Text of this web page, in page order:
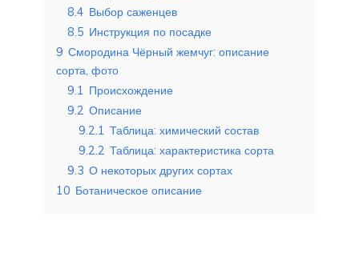
8.4 Выбор саженцев
8.5 Инструкция по посадке
9 Смородина Чёрный жемчуг: описание
сорта, фото
9.1 Происхождение
9.2 Описание
9.2.1 Таблица: химический состав
9.2.2 Таблица: характеристика сорта
9.3 О некоторых других сортах
10 Ботаническое описание